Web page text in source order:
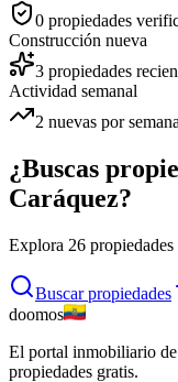
0 propiedades
Construcción nueva
3 propiedades
Actividad semanal
2 nuevas por semana
¿Buscas
Caráquez?
Explora 26
Buscar propiedades
doomos
El portal inmobiliario
propiedades gratis.